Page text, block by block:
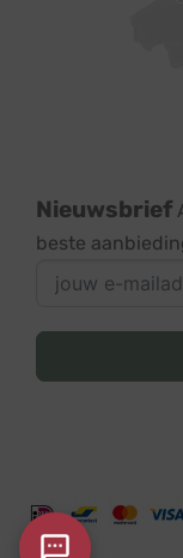
Nieuwsbrief
beste